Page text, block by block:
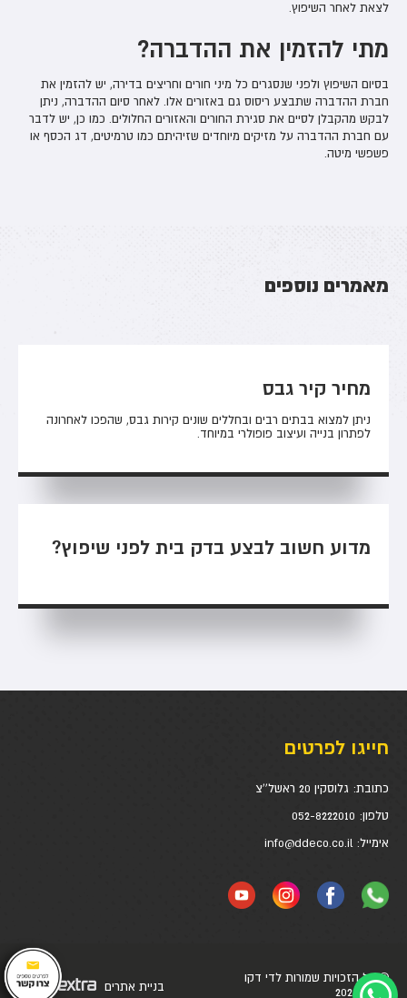
לצאת לאחר השיפוץ.
מתי להזמין את ההדברה?
בסיום השיפוץ ולפני שנסגרים כל מיני חורים וחריצים בדירה, יש להזמין את
חברת ההדברה שתבצע ריסוס גם באזורים אלו. לאחר סיום ההדברה, ניתן
לבקש מהקבלן לסיים את סגירת החורים והאזורים החלולים. כמו כן, יש לדבר
עם חברת ההדברה על מזיקים מיוחדים שזיהיתם כמו טרמיטים, דג הכסף או
פשפשי מיטה.
מאמרים נוספים
מחיר קיר גבס
ניתן למצוא בבתים רבים ובחללים שונים קירות גבס, שהפכו לאחרונה
לפתרון בנייה ועיצוב פופולרי במיוחד.
מדוע חשוב לבצע בדק בית לפני שיפוץ?
חייגו לפרטים
כתובת: גלוסקין 20 ראשל''צ
טלפון: 052-8222010
אימייל:info@ddeco.co.il
© כל הזכויות שמורות לדי דקו
בע״מ 2024
בניית אתרים דיגיטל